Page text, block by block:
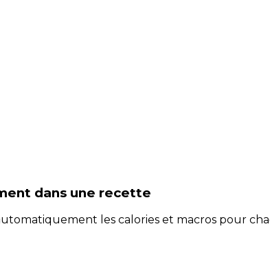
dans une recette
les calories et macros pour